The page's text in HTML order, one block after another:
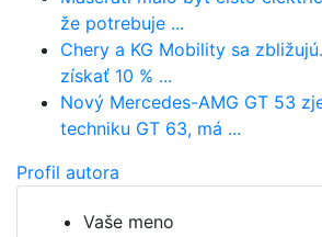
že potrebuje ...
Chery a KG Mobility sa
získať 10 % ...
Nový Mercedes-AMG GT 53
techniku GT 63, má ...
Profil autora
Vaše meno